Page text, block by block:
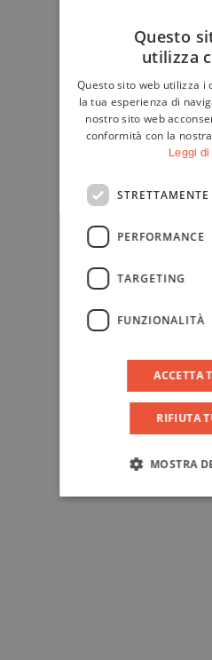
Questo
utilizza
Questo sito web utilizza i
la tua esperienza di
nostro sito web
conformità con la
Leggi di
PERFORMANCE
TARGETING
FUNZIONALITÀ
ACCETTA
RIFIUTA
MOSTRA